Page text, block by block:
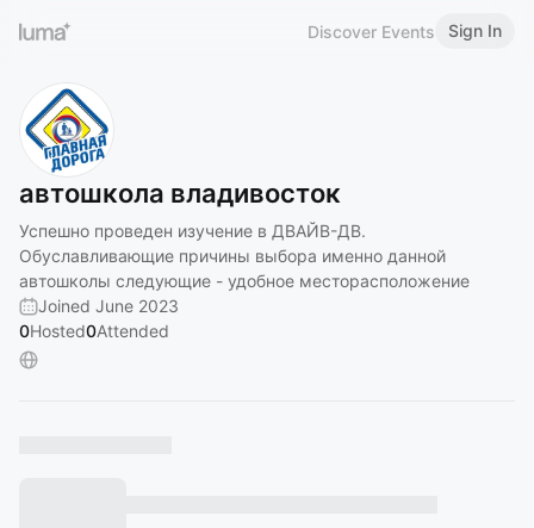
Discover Events Sign In
автошкола владивосток
Успешно проведен изучение в ДВАЙВ-ДВ.
Обуславливающие причины выбора именно данной
автошколы следующие - удобное месторасположение
Joined June 2023
0Hosted0Attended